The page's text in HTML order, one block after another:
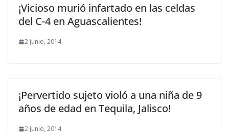
¡Vicioso murió infartado en las celdas
del C-4 en Aguascalientes!
2 junio, 2014
¡Pervertido sujeto violó a una niña de 9
años de edad en Tequila, Jalisco!
2 junio, 2014